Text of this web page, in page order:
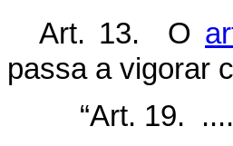
Art. 13. O
passa a vigorar
“Art. 19.